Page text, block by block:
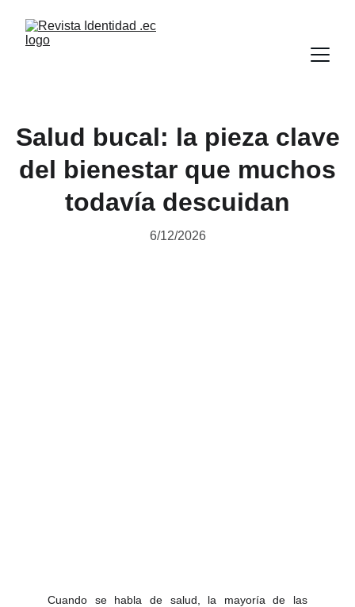
Salud bucal: la pieza clave
del bienestar que muchos
todavía descuidan
6/12/2026
Cuando se habla de salud, la mayoría de las